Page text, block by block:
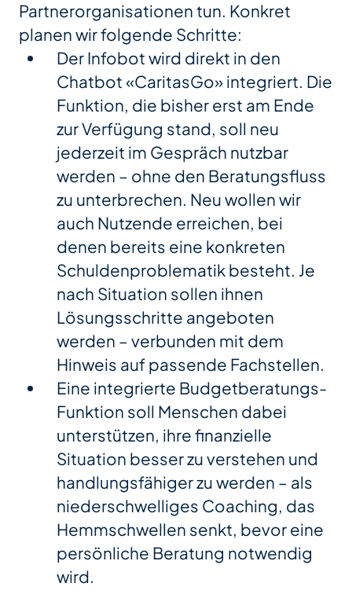
Partnerorganisationen tun. Konkret
planen wir folgende Schritte:
Der Infobot wird direkt in den
Chatbot «CaritasGo» integriert. Die
Funktion, die bisher erst am Ende
zur Verfügung stand, soll neu
jederzeit im Gespräch nutzbar
werden – ohne den Beratungsfluss
zu unterbrechen. Neu wollen wir
auch Nutzende erreichen, bei
denen bereits eine konkreten
Schuldenproblematik besteht. Je
nach Situation sollen ihnen
Lösungsschritte angeboten
werden – verbunden mit dem
Hinweis auf passende Fachstellen.
Eine integrierte Budgetberatungs-
Funktion soll Menschen dabei
unterstützen, ihre finanzielle
Situation besser zu verstehen und
handlungsfähiger zu werden – als
niederschwelliges Coaching, das
Hemmschwellen senkt, bevor eine
persönliche Beratung notwendig
wird.